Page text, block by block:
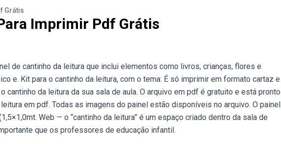
Grátis
Imprimir Pdf Grátis
de cantinho da leitura que inclui elementos como livros, crianças, flores e
e. Kit para o cantinho da leitura, com o tema: É só imprimir em formato cartaz e
cantinho da leitura da sua sala de aula. O arquivo em pdf é gratuito e está pronto
em pdf. Todas as imagens do painel estão disponíveis no arquivo. O painel
Web — o “cantinho da leitura” é um espaço criado dentro da sala de
que os professores de educação infantil.